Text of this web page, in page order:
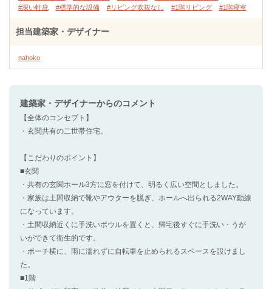
#深い軒庇
#標準的な設備 #リビング吹抜なし #1階リビング #1階寝室
担当建築家・デザイナー
nahoko
建築家・デザイナーからのコメント
【全体のコンセプト】
・玄関共有の二世帯住宅。
【こだわりのポイント】
■玄関
・共有の玄関ホール3方に窓を付けて、明るく広い空間としました。
・家族は土間収納で靴やアウターを脱ぎ、ホールへ出られる2WAY動線
になっています。
・土間収納近くに手洗いボウルを置くと、帰宅後すぐに手洗い・うが
いができて衛生的です。
・ポーチ横に、雨に濡れずに自転車を止められるスペースを設けまし
た。
■1階